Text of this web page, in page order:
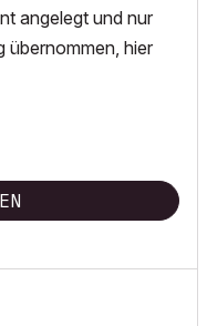
angelegt und nur
übernommen, hier